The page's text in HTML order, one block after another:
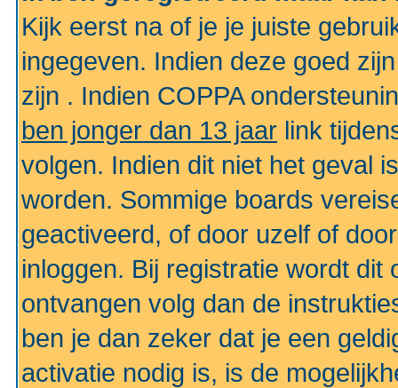
Kijk eerst na of je je juiste
ingegeven. Indien deze goed
zijn . Indien COPPA
ben jonger dan 13 jaar link
volgen. Indien dit niet het geval
worden. Sommige boards
geactiveerd, of door uzelf of
inloggen. Bij registratie wordt dit
ontvangen volg dan de
ben je dan zeker dat je een
activatie nodig is, is de